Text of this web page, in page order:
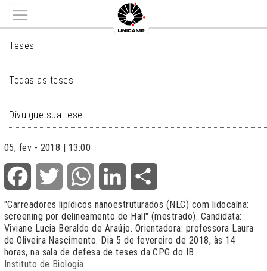
Main menu
TESES
Teses
Todas as teses
Divulgue sua tese
05, fev - 2018 | 13:00
Facebook Twitter WhatsApp LinkedIn
"Carreadores lipídicos nanoestruturados (NLC) com lidocaína:
screening por delineamento de Hall" (mestrado). Candidata:
Viviane Lucia Beraldo de Araújo. Orientadora: professora Laura
de Oliveira Nascimento. Dia 5 de fevereiro de 2018, às 14
horas, na sala de defesa de teses da CPG do IB.
Instituto de Biologia